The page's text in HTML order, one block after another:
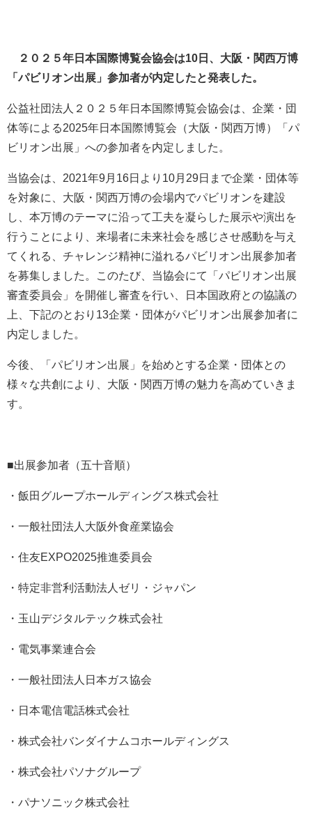
２０２５年日本国際博覧会協会は10日、大阪・関西万博
「パビリオン出展」参加者が内定したと発表した。
公益社団法人２０２５年日本国際博覧会協会は、企業・団
体等による2025年日本国際博覧会（大阪・関西万博）「パ
ビリオン出展」への参加者を内定しました。
当協会は、2021年9月16日より10月29日まで企業・団体等
を対象に、大阪・関西万博の会場内でパビリオンを建設
し、本万博のテーマに沿って工夫を凝らした展示や演出を
行うことにより、来場者に未来社会を感じさせ感動を与え
てくれる、チャレンジ精神に溢れるパビリオン出展参加者
を募集しました。このたび、当協会にて「パビリオン出展
審査委員会」を開催し審査を行い、日本国政府との協議の
上、下記のとおり13企業・団体がパビリオン出展参加者に
内定しました。
今後、「パビリオン出展」を始めとする企業・団体との
様々な共創により、大阪・関西万博の魅力を高めていきま
す。
■出展参加者（五十音順）
・飯田グループホールディングス株式会社
・一般社団法人大阪外食産業協会
・住友EXPO2025推進委員会
・特定非営利活動法人ゼリ・ジャパン
・玉山デジタルテック株式会社
・電気事業連合会
・一般社団法人日本ガス協会
・日本電信電話株式会社
・株式会社バンダイナムコホールディングス
・株式会社パソナグループ
・パナソニック株式会社